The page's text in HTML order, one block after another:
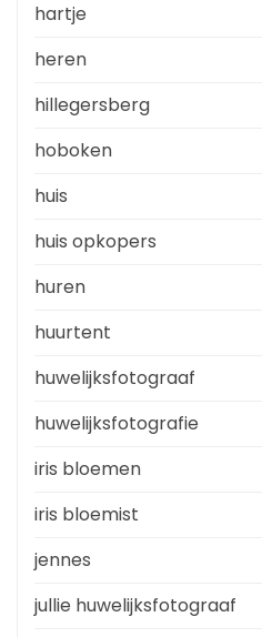
hartje
heren
hillegersberg
hoboken
huis
huis opkopers
huren
huurtent
huwelijksfotograaf
huwelijksfotografie
iris bloemen
iris bloemist
jennes
jullie huwelijksfotograaf